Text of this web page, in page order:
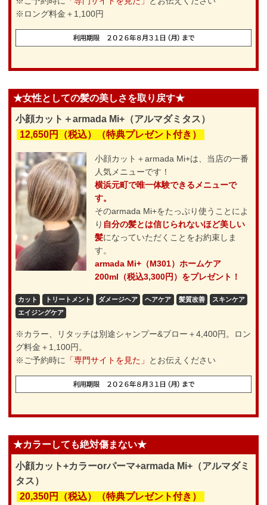
※ロング料金＋1,100円
★女性としての髪の美しさを取り戻す★
小顔カット＋armada Mi+（アルマダミタス）
12,650円（税込）（特典プレゼント付き）
小顔カット＋armada Mi+は、当店の一番
人気メニューです！
横浜元町で唯一体験できるメニューで
す。
そのarmada Mi+をたっぷり使うことによ
り 自分の髪とは信じられないほど美しい
髪になっていただくことをお約束しま
す。
armada Mi+（M301）ホームケア
200ml（税込3,300円）をプレゼント！
カット トリートメント ダメージヘア ヘアケア 髪質改善
スキンケア
エイジングケア
※カラー、リタッチは別途シャンプー&ブロー＋4,400円。ロン
グ料金＋1,100円。
※ご予約時に 「専門サイトを見た」 とお伝えください
★カラーしても絶対傷まない★
小顔カット+カラーorパーマ+armada Mi+（アルマダミ
タス）
20,350円（税込）（特典プレゼント付き）